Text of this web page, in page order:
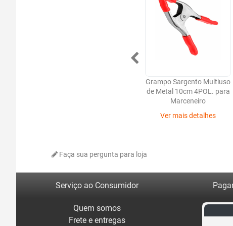
Grampo Sargento Multiuso
de Metal 10cm 4POL. para
Marceneiro
Ver mais detalhes
Faça sua pergunta para loja
Serviço ao Consumidor
Quem somos
Frete e entregas